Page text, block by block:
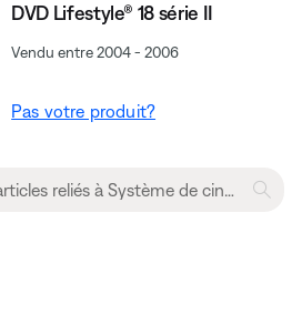
DVD Lifestyle® 18 série II
Vendu entre 2004 - 2006
Pas votre produit?